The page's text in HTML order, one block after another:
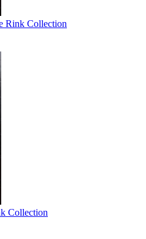
Rink Collection
Collection